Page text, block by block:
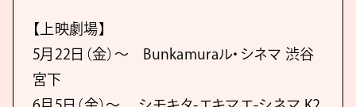
【上映劇場】
5月22日（金）〜 Bunkamuraル・シネマ 渋谷
宮下